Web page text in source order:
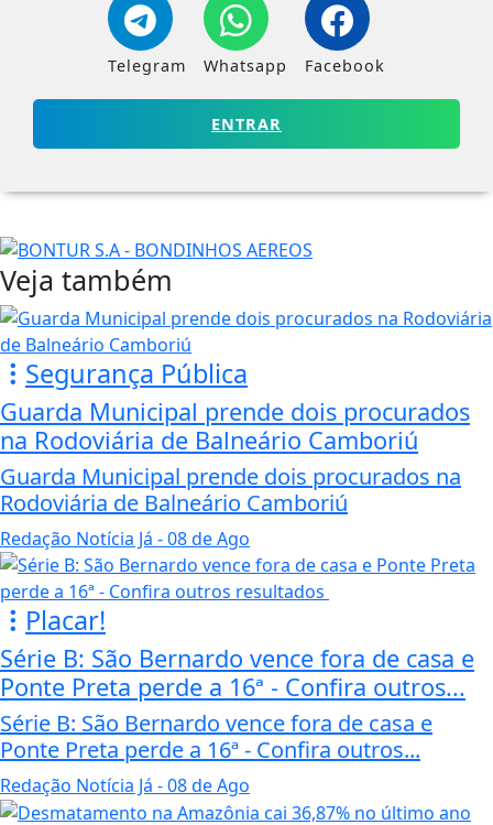
Telegram Whatsapp Facebook
ENTRAR
Veja também
Segurança Pública
Guarda Municipal prende dois procurados
na Rodoviária de Balneário Camboriú
Guarda Municipal prende dois procurados na
Rodoviária de Balneário Camboriú
Redação Notícia Já - 08 de Ago
Placar!
Série B: São Bernardo vence fora de casa e
Ponte Preta perde a 16ª - Confira outros...
Série B: São Bernardo vence fora de casa e
Ponte Preta perde a 16ª - Confira outros...
Redação Notícia Já - 08 de Ago